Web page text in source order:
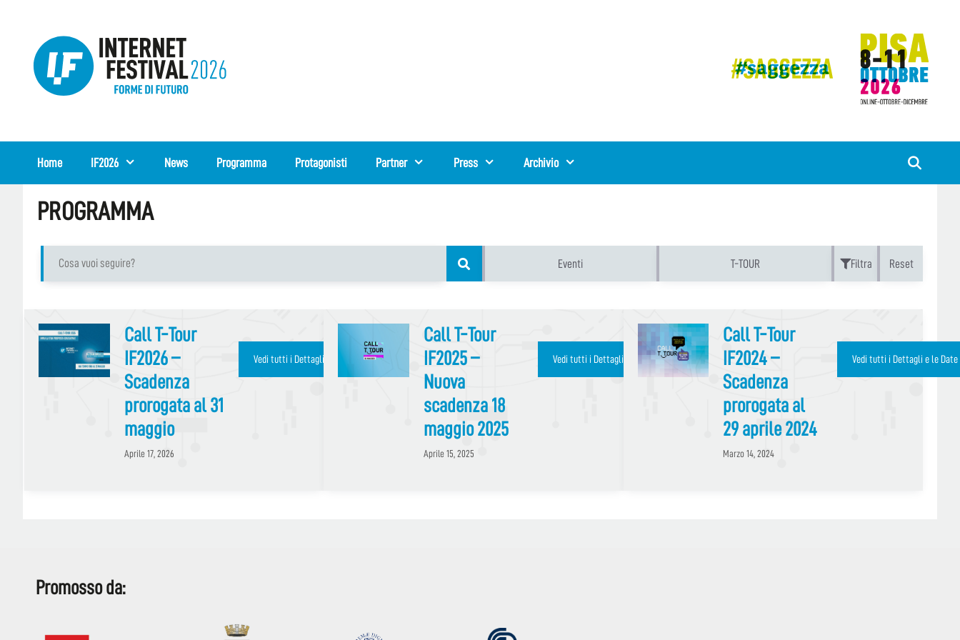
contenuto
Home IF2026 News Programma Protagonisti Partner Press Archivio
PROGRAMMA
Eventi T-TOUR Filtra Reset
Call T-Tour
IF2026 –
Scadenza
prorogata al 31
maggio
Aprile 17, 2026
Vedi tutti i Dettagli e le Date
Call T-Tour
IF2025 –
Nuova
scadenza 18
maggio 2025
Aprile 15, 2025
Vedi tutti i Dettagli e le Date
Call T-Tour
IF2024 –
Scadenza
prorogata al
29 aprile 2024
Marzo 14, 2024
Vedi tutti i Dettagli e le Date
Promosso da: